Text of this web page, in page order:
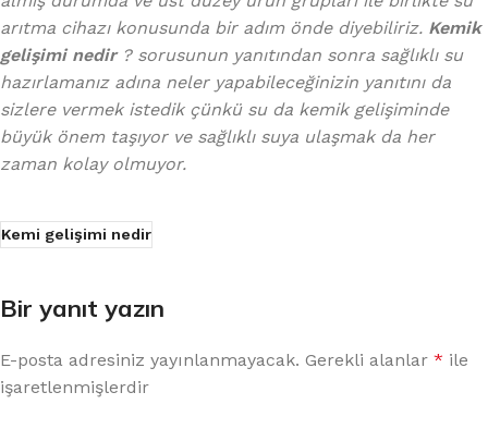
arıtma cihazı konusunda bir adım önde diyebiliriz. Kemik
gelişimi nedir ? sorusunun yanıtından sonra sağlıklı su
hazırlamanız adına neler yapabileceğinizin yanıtını da
sizlere vermek istedik çünkü su da kemik gelişiminde
büyük önem taşıyor ve sağlıklı suya ulaşmak da her
zaman kolay olmuyor.
Kemi gelişimi nedir
Bir yanıt yazın
E-posta adresiniz yayınlanmayacak. Gerekli alanlar * ile
işaretlenmişlerdir